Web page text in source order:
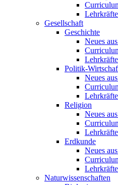
Gesellschaft
Geschichte
Neues
Politik-
Neues
Religion
Neues
Erdkunde
Neues
Naturwissenschaften